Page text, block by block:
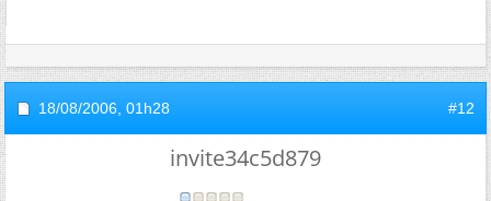
18/08/2006, 01h28 #12
invite34c5d879